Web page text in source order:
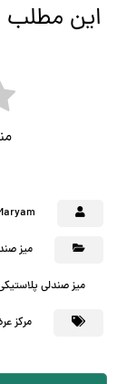
این مطلب
میز
میز صندلی
مرکز